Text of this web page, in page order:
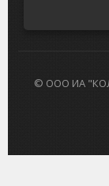
© ООО ИА